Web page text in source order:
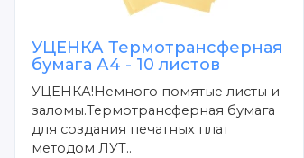
УЦЕНКА Термотрансферная
бумага А4 - 10 листов
УЦЕНКА!Немного помятые листы и
заломы.Термотрансферная бумага
для создания печатных плат
методом ЛУТ..